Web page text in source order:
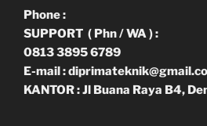
Phone :
SUPPORT ( Phn / WA ) :
0813 3895 6789
E-mail :
KANTOR : Jl Buana Raya B4,